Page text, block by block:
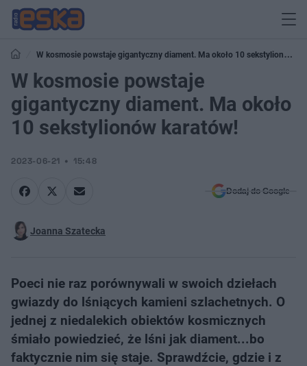
W kosmosie powstaje gigantyczny diament. Ma około 10 sekstylionów
karatów!
W kosmosie powstaje
gigantyczny diament. Ma około
10 sekstylionów karatów!
2023-06-21 15:48
Dodaj do Google
Joanna Szatecka
Poeci nie raz porównywali w swoich dziełach
gwiazdy do lśniących kamieni szlachetnych. O
jednej z niedalekich obiektów kosmicznych
śmiało powiedzieć, że lśni jak diament...bo
faktycznie nim się staje. Sprawdźcie, gdzie i z